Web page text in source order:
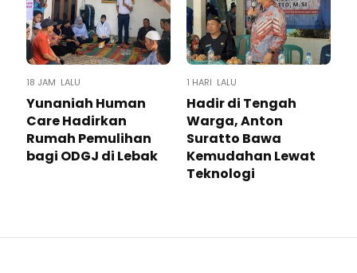
18 JAM LALU
Yunaniah Human
Care Hadirkan
Rumah Pemulihan
bagi ODGJ di Lebak
1 HARI LALU
Hadir di Tengah
Warga, Anton
Suratto Bawa
Kemudahan Lewat
Teknologi ​